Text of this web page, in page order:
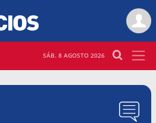
SÁB. 8 AGOSTO 2026